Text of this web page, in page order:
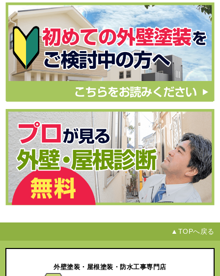
▲TOPへ戻る
外壁塗装・屋根塗装・防水工事専門店